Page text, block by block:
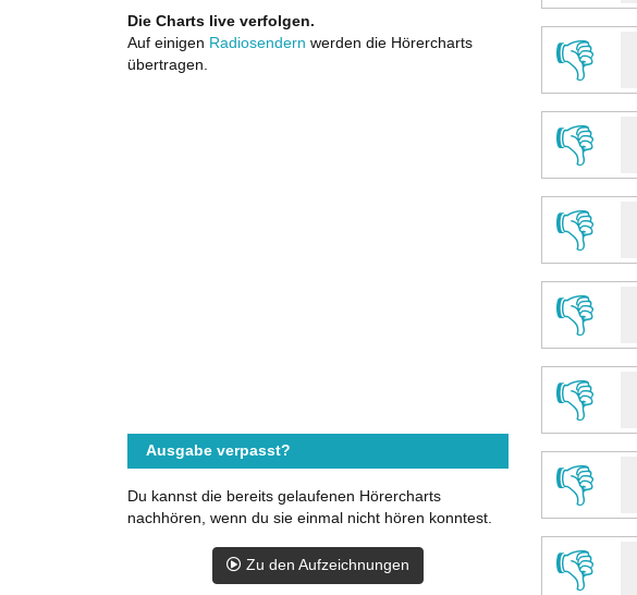
👎
👎
👎
👎
👎
👎
👎
Die Charts live verfolgen.
Auf einigen Radiosendern werden die Hörercharts
übertragen.
Ausgabe verpasst?
Du kannst die bereits gelaufenen Hörercharts
nachhören, wenn du sie einmal nicht hören konntest.
Zu den Aufzeichnungen